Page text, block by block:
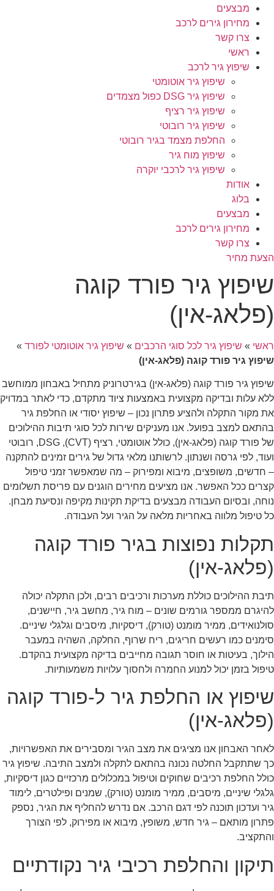
מבצעים
מחירון גירים לרכב
צרו קשר
ראשי
שיפוץ גיר לרכב
שיפוץ גיר אוטומטי
שיפוץ גיר DSG כפול מצמדים
שיפוץ גיר רציף
שיפוץ גיר רובוטי
החלפת מצמד בגיר רובוטי
שיפוץ מוח גיר
שיפוץ גיר לרכבי יוקרה
אודות
בלוג
מבצעים
מחירון גירים לרכב
צרו קשר
הצעת מחיר
שיפוץ גיר פורד קוגה
(פלאג-אין)
ראשי » שיפוץ גיר לכל סוגי הרכבים » שיפוץ גיר אוטומטי לפורד »
שיפוץ גיר פורד קוגה (פלאג-אין)
שיפוץ גיר פורד קוגה (פלאג-אין) בגירטרוניק מתחיל באבחון ממוחשב
ללא עלות ובדיקה מקצועית באמצעות ציוד מתקדם, כדי לאתר במדויק
את מקור התקלה ולהציע פתרון נכון – שיפוץ יסודי או החלפת גיר
בהתאם למצב בפועל. אנו מעניקים שירות לכל סוגי תיבות ההילוכים
של פורד קוגה (פלאג-אין), כולל אוטומטי, רציף (CVT), DSG, רובוטי
ועוד, לפי גרסה ושנתון. לרשותנו מלאי גדול של גירים זמינים להתקנה
– חדשים, משופצים, מיבוא ומפירוק – מה שמאפשר זמני טיפול
קצרים ככל האפשר. אנו מציעים מחירים הוגנים עם פריסת תשלומים
נוחה, ובסיום העבודה מבצעים בדיקת תקינות מקיפה ונסיעת מבחן.
כל טיפול מלווה באחריות מלאה על הגיר ועל העבודה.
תקלות נפוצות בגיר פורד קוגה
(פלאג-אין)
תיבת ההילוכים כוללת מערכות ורכיבים רבים, ולכן התקלה יכולה
להיגרם ממספר גורמים שונים – מוח גיר, מחשב גיר, חיישנים,
סולנואידים, ממיר מומנט (טורק), דיסקיות, מיסבים וגלגלי שיניים.
סימנים כמו רעשים חריגים, ריח שרוף, החלקה, השהיה במעבר
הילוך, בעיטות או חוסר תגובה מחייבים בדיקה מקצועית בהקדם.
טיפול בזמן יכול למנוע החמרה ולחסוך עלויות משמעותיות.
שיפוץ או החלפת גיר ל-פורד קוגה
(פלאג-אין)
לאחר האבחון אנו מציגים את מצב הגיר ומסבירים את האפשרויות,
כך שתתקבל החלטה נכונה בהתאם לתקלה ולמצב התיבה. שיפוץ גיר
כולל החלפת רכיבים שחוקים וטיפול במכלולים מרכזיים כגון דיסקיות,
גלגלי שיניים, מיסבים, ממיר מומנט (טורק), שמנים ופילטרים, לימוד
גיר ועדכון תוכנה לפי דגם הרכב. אם נדרש להחליף את הגיר, נספק
פתרון מותאם – גיר חדש, משופץ, מיבוא או מפירוק, לפי הצורך
והתקציב.
תיקון והחלפת רכיבי גיר נקודתיים